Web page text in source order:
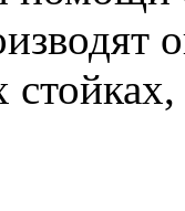
стойках,